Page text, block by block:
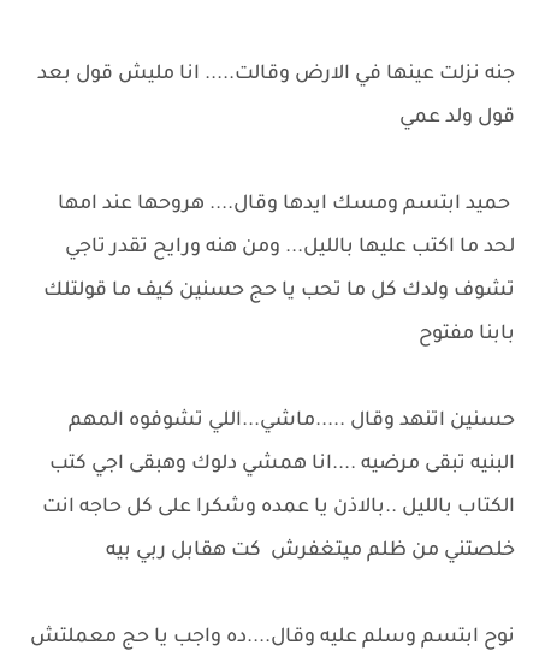
جنه نزلت عينها في الارض وقالت..... انا مليش قول بعد
قول ولد عمي
حميد ابتسم ومسك ايدها وقال.... هروحها عند امها
لحد ما اكتب عليها بالليل... ومن هنه ورايح تقدر تاجي
تشوف ولدك كل ما تحب يا حج حسنين كيف ما قولتلك
بابنا مفتوح
حسنين اتنهد وقال .....ماشي...اللي تشوفوه المهم
البنيه تبقى مرضيه ....انا همشي دلوك وهبقى اجي كتب
الكتاب بالليل ..بالاذن يا عمده وشكرا على كل حاجه انت
خلصتني من ظلم ميتغفرش كت هقابل ربي بيه
نوح ابتسم وسلم عليه وقال....ده واجب يا حج معملتش